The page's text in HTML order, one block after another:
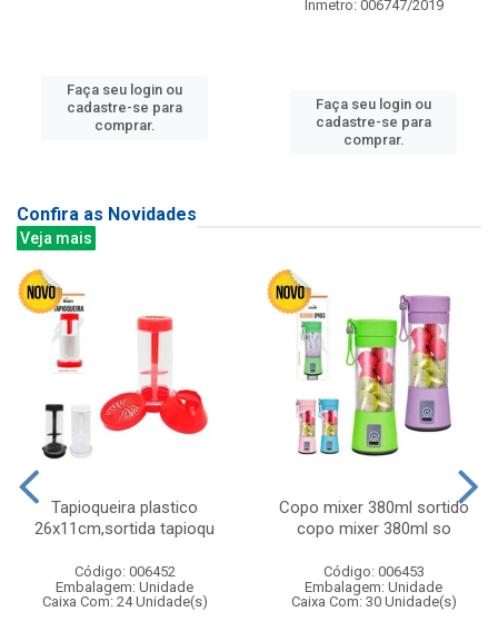
Faça seu login ou
cadastre-se para
comprar.
Inmetro: 006747/2019
Faça seu login ou
cadastre-se para
comprar.
Confira as Novidades
Veja mais
Tapioqueira plastico
26x11cm,sortida tapioqu
Código: 006452
Embalagem: Unidade
Caixa Com: 24 Unidade(s)
Copo mixer 380ml sortido
copo mixer 380ml so
Código: 006453
Embalagem: Unidade
Caixa Com: 30 Unidade(s)